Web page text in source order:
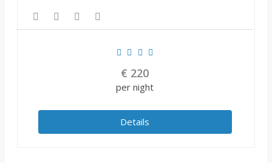
€ 220
per night
Details